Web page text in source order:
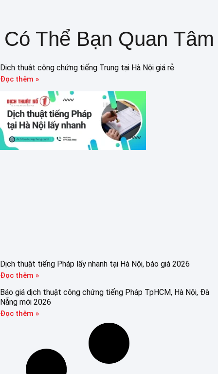
Có Thể Bạn Quan Tâm
Dịch thuật công chứng tiếng Trung tại Hà Nội giá rẻ
Đọc thêm »
Dịch thuật tiếng Pháp lấy nhanh tại Hà Nội, báo giá 2026
Đọc thêm »
Báo giá dịch thuật công chứng tiếng Pháp TpHCM, Hà Nội, Đà
Nẵng mới 2026
Đọc thêm »